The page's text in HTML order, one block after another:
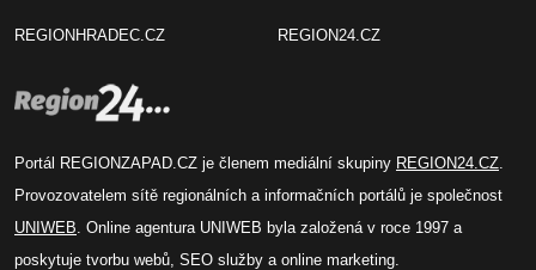
REGIONHRADEC.CZ REGION24.CZ
Portál REGIONZAPAD.CZ je členem mediální skupiny REGION24.CZ.
Provozovatelem sítě regionálních a informačních portálů je společnost
UNIWEB. Online agentura UNIWEB byla založená v roce 1997 a
poskytuje tvorbu webů, SEO služby a online marketing.